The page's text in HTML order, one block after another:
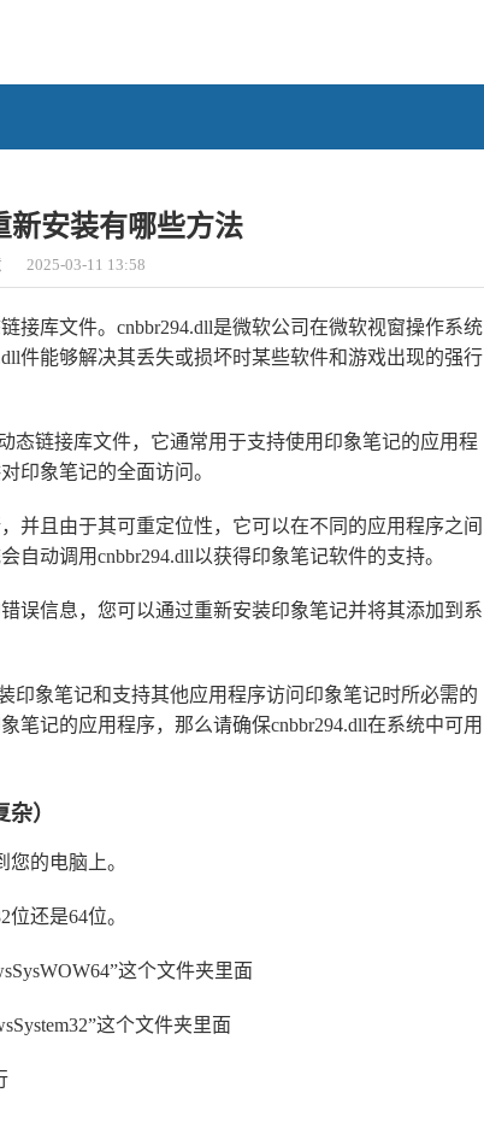
新安装有哪些方法
2025-03-11 13:58
接库文件。cnbbr294.dll是微软公司在微软视窗操作系统
件能够解决其丢失或损坏时某些软件和游戏出现的强行
态链接库文件，它通常用于支持使用印象笔记的应用程
印象笔记的全面访问。
并且由于其可重定位性，它可以在不同的应用程序之间
动调用cnbbr294.dll以获得印象笔记软件的支持。
误信息，您可以通过重新安装印象笔记并将其添加到系
印象笔记和支持其他应用程序访问印象笔记时所必需的
笔记的应用程序，那么请确保cnbbr294.dll在系统中可用
）
您的电脑上。
还是64位。
这个文件夹里面
这个文件夹里面